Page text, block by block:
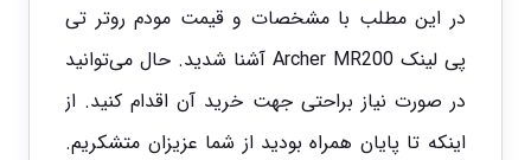
در این مطلب با مشخصات و قیمت مودم روتر تی
پی لینک Archer MR200 آشنا شدید. حال می‌توانید
در صورت نیاز براحتی جهت خرید آن اقدام کنید. از
اینکه تا پایان همراه بودید از شما عزیزان متشکریم.